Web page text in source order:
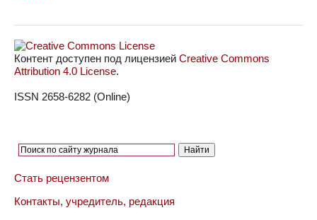
Контент доступен под лицензией Creative Commons
Attribution 4.0 License.
ISSN 2658-6282 (Online)
Стать рецензентом
Контакты, учредитель, редакция